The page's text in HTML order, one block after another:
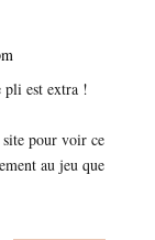
pli est extra !
pour voir ce
au jeu que